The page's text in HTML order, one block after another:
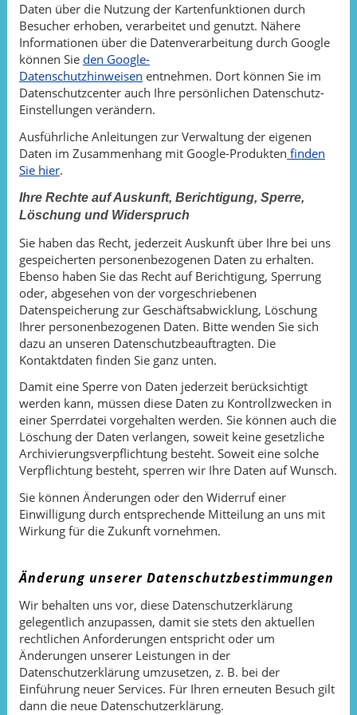
Daten über die Nutzung der Kartenfunktionen durch
Besucher erhoben, verarbeitet und genutzt. Nähere
Informationen über die Datenverarbeitung durch Google
können Sie den Google-
Datenschutzhinweisen entnehmen. Dort können Sie im
Datenschutzcenter auch Ihre persönlichen Datenschutz-
Einstellungen verändern.
Ausführliche Anleitungen zur Verwaltung der eigenen
Daten im Zusammenhang mit Google-Produkten finden
Sie hier.
Ihre Rechte auf Auskunft, Berichtigung, Sperre,
Löschung und Widerspruch
Sie haben das Recht, jederzeit Auskunft über Ihre bei uns
gespeicherten personenbezogenen Daten zu erhalten.
Ebenso haben Sie das Recht auf Berichtigung, Sperrung
oder, abgesehen von der vorgeschriebenen
Datenspeicherung zur Geschäftsabwicklung, Löschung
Ihrer personenbezogenen Daten. Bitte wenden Sie sich
dazu an unseren Datenschutzbeauftragten. Die
Kontaktdaten finden Sie ganz unten.
Damit eine Sperre von Daten jederzeit berücksichtigt
werden kann, müssen diese Daten zu Kontrollzwecken in
einer Sperrdatei vorgehalten werden. Sie können auch die
Löschung der Daten verlangen, soweit keine gesetzliche
Archivierungsverpflichtung besteht. Soweit eine solche
Verpflichtung besteht, sperren wir Ihre Daten auf Wunsch.
Sie können Änderungen oder den Widerruf einer
Einwilligung durch entsprechende Mitteilung an uns mit
Wirkung für die Zukunft vornehmen.
Änderung unserer Datenschutzbestimmungen
Wir behalten uns vor, diese Datenschutzerklärung
gelegentlich anzupassen, damit sie stets den aktuellen
rechtlichen Anforderungen entspricht oder um
Änderungen unserer Leistungen in der
Datenschutzerklärung umzusetzen, z. B. bei der
Einführung neuer Services. Für Ihren erneuten Besuch gilt
dann die neue Datenschutzerklärung.